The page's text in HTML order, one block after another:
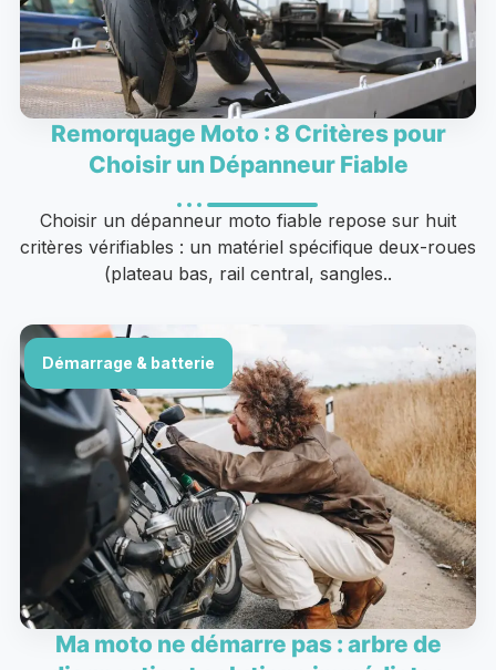
Remorquage Moto : 8 Critères pour
Choisir un Dépanneur Fiable
Choisir un dépanneur moto fiable repose sur huit
critères vérifiables : un matériel spécifique deux-roues
(plateau bas, rail central, sangles..
Démarrage & batterie
Ma moto ne démarre pas : arbre de